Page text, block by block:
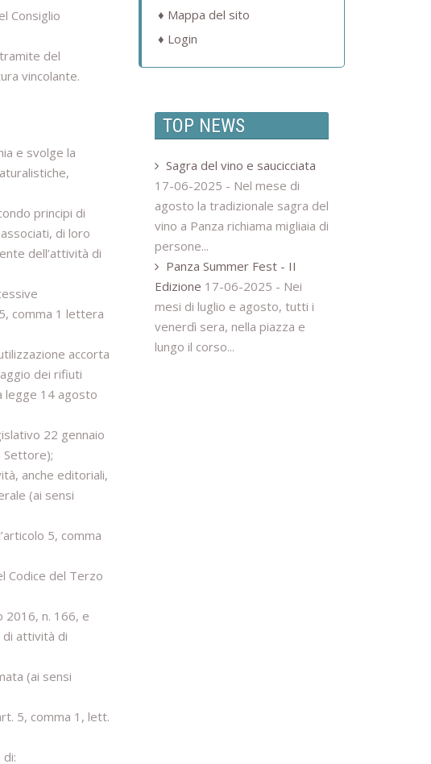
Consiglio
del
vincolante.
e svolge la
principi di
di loro
dell’attività di
comma 1 lettera
accorta
dei rifiuti
legge 14 agosto
22 gennaio
Settore);
anche editoriali,
(ai sensi
5, comma
Codice del Terzo
2016, n. 166, e
di attività di
(ai sensi
5, comma 1, lett.
Mappa del sito
Login
TOP NEWS
Sagra del vino e saucicciata
17-06-2025 - Nel mese di
agosto la tradizionale sagra del
vino a Panza richiama migliaia di
persone...
Panza Summer Fest - II
Edizione 17-06-2025 - Nei
mesi di luglio e agosto, tutti i
venerdì sera, nella piazza e
lungo il corso...